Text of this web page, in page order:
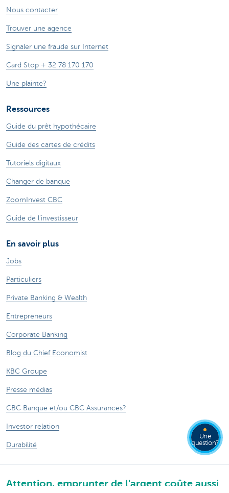
Nous contacter
Trouver une agence
Signaler une fraude sur Internet
Card Stop + 32 78 170 170
Une plainte?
Ressources
Guide du prêt hypothécaire
Guide des cartes de crédits
Tutoriels digitaux
Changer de banque
ZoomInvest CBC
Guide de l'investisseur
En savoir plus
Jobs
Particuliers
Private Banking & Wealth
Entrepreneurs
Corporate Banking
Blog du Chief Economist
KBC Groupe
Presse médias
CBC Banque et/ou CBC Assurances?
Investor relation
Durabilité
Attention, emprunter de l'argent coûte aussi
Une
question?